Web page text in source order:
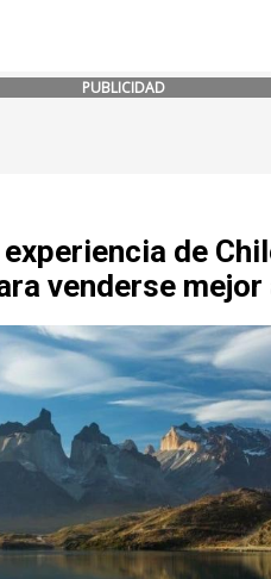
PUBLICIDAD
de
venderse mejor